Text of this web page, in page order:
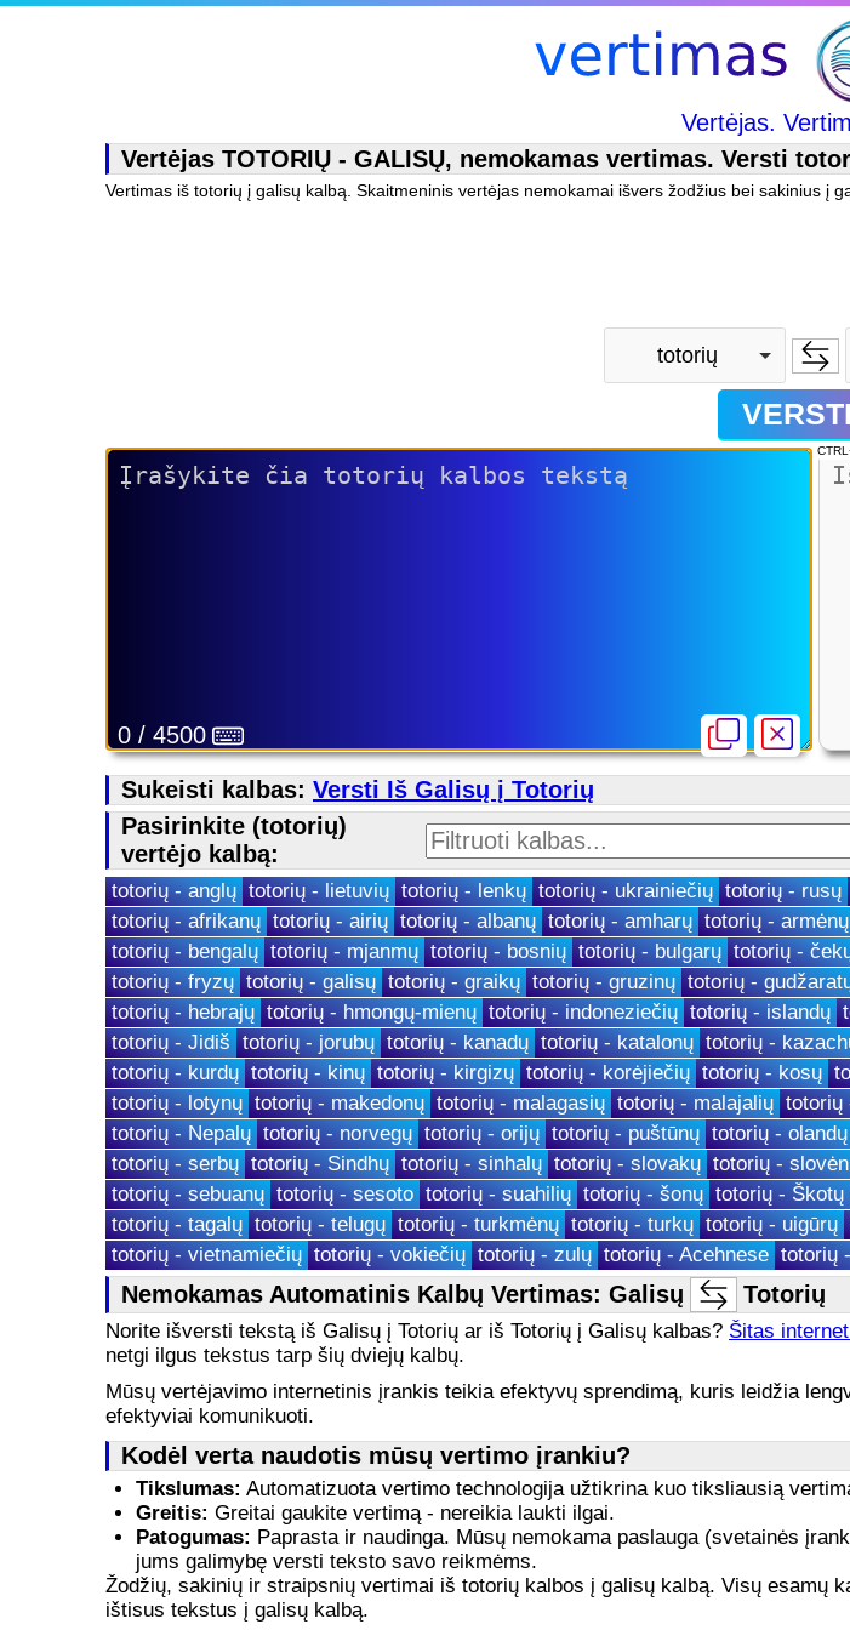
Vertėjas.
Vertėjas TOTORIŲ - GALISŲ, nemokamas vertimas. Versti
Vertimas iš totorių į galisų kalbą. Skaitmeninis vertėjas nemokamai išvers žodžius bei sakinius į
totorių
VERSTI
0 / 4500
Sukeisti kalbas: Versti Iš Galisų į Totorių
Pasirinkite (totorių)
vertėjo kalbą:
totorių - anglų totorių - lietuvių totorių - lenkų totorių - ukrainiečių totorių - rusų
totorių - afrikanų totorių - airių totorių - albanų totorių - amharų totorių - armėnų
totorių - bengalų totorių - mjanmų totorių - bosnių totorių - bulgarų totorių -
totorių - fryzų totorių - galisų totorių - graikų totorių - gruzinų totorių -
totorių - hebrajų totorių - hmongų-mienų totorių - indoneziečių totorių - islandų
totorių - Jidiš totorių - jorubų totorių - kanadų totorių - katalonų totorių -
totorių - kurdų totorių - kinų totorių - kirgizų totorių - korėjiečių totorių - kosų
totorių - lotynų totorių - makedonų totorių - malagasių totorių - malajalių totorių
totorių - Nepalų totorių - norvegų totorių - orijų totorių - puštūnų totorių - olandų
totorių - serbų totorių - Sindhų totorių - sinhalų totorių - slovakų totorių -
totorių - sebuanų totorių - sesoto totorių - suahilių totorių - šonų totorių - Škotų
totorių - tagalų totorių - telugų totorių - turkmėnų totorių - turkų totorių - uigūrų
totorių - vietnamiečių totorių - vokiečių totorių - zulų totorių - Acehnese totorių
Nemokamas Automatinis Kalbų Vertimas: Galisų Totorių
Norite išversti tekstą iš Galisų į Totorių ar iš Totorių į Galisų kalbas? Šitas
netgi ilgus tekstus tarp šių dviejų kalbų.
Mūsų vertėjavimo internetinis įrankis teikia efektyvų sprendimą, kuris leidžia
efektyviai komunikuoti.
Kodėl verta naudotis mūsų vertimo įrankiu?
Tikslumas: Automatizuota vertimo technologija užtikrina kuo tiksliausią
Greitis: Greitai gaukite vertimą - nereikia laukti ilgai.
Patogumas: Paprasta ir naudinga. Mūsų nemokama paslauga (svetainės
jums galimybę versti teksto savo reikmėms.
Žodžių, sakinių ir straipsnių vertimai iš totorių kalbos į galisų kalbą. Visų esamų
ištisus tekstus į galisų kalbą.